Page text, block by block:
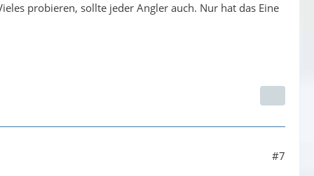
probieren, sollte jeder Angler auch. Nur hat das Eine
#7